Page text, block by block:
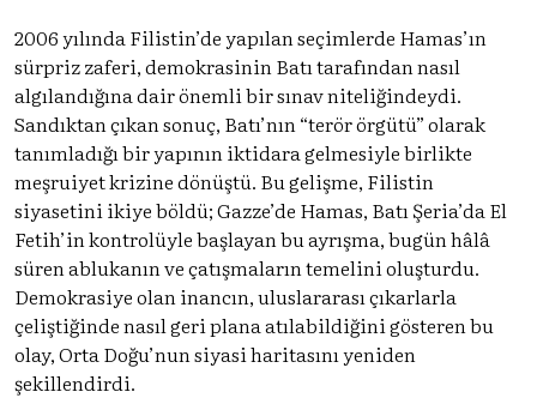
2006 yılında Filistin’de yapılan seçimlerde Hamas’ın
sürpriz zaferi, demokrasinin Batı tarafından nasıl
algılandığına dair önemli bir sınav niteliğindeydi.
Sandıktan çıkan sonuç, Batı’nın “terör örgütü” olarak
tanımladığı bir yapının iktidara gelmesiyle birlikte
meşruiyet krizine dönüştü. Bu gelişme, Filistin
siyasetini ikiye böldü; Gazze’de Hamas, Batı Şeria’da El
Fetih’in kontrolüyle başlayan bu ayrışma, bugün hâlâ
süren ablukanın ve çatışmaların temelini oluşturdu.
Demokrasiye olan inancın, uluslararası çıkarlarla
çeliştiğinde nasıl geri plana atılabildiğini gösteren bu
olay, Orta Doğu’nun siyasi haritasını yeniden
şekillendirdi.